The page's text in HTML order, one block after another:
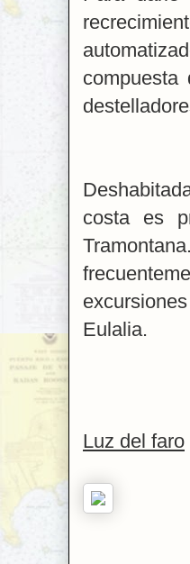
compuesta
costa es
Eulalia.
Luz del faro